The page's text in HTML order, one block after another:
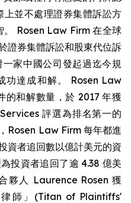
並不處理證券集體訴訟方
。 Rosen Law Firm 在全球
證券集體訴訟和股東代位訴
家中國公司發起過迄今規
功達成和解。 Rosen Law
的和解數量，於 2017 年獲
評選為排名第一的
Rosen Law Firm 每年都進
資者追回數以億計美元的資
投資者追回了逾 4.38 億美
夥人 Laurence Rosen 獲
師」(Titan of Plaintiffs'